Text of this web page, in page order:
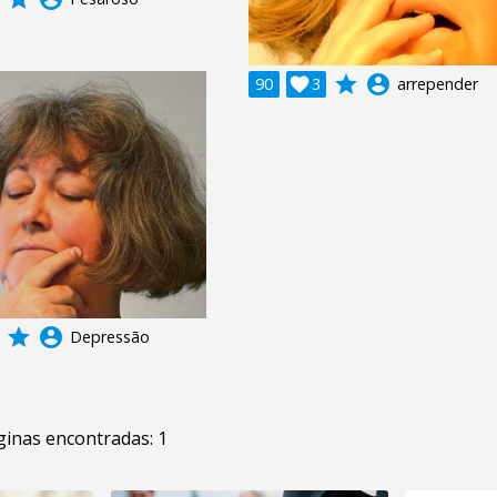
90 3
 grade account_circle arrepender
grade account_circle Depressão
encontradas: 1